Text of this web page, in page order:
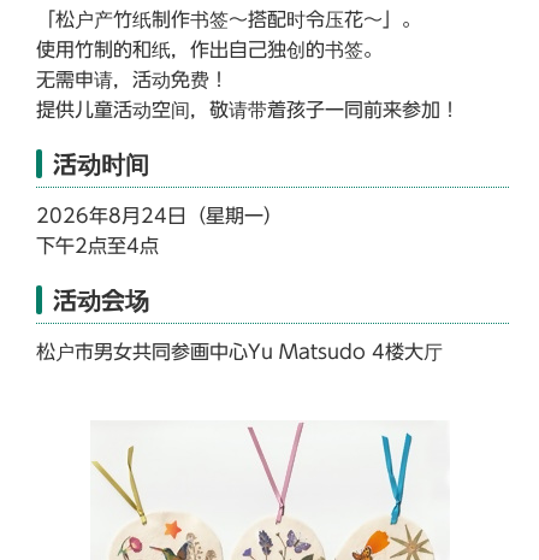
「松户产竹纸制作书签～搭配时令压花～」。
使用竹制的和纸，作出自己独创的书签。
无需申请，活动免费！
提供儿童活动空间，敬请带着孩子一同前来参加！
活动时间
2026年8月24日（星期一）
下午2点至4点
活动会场
松户市男女共同参画中心Yu Matsudo 4楼大厅